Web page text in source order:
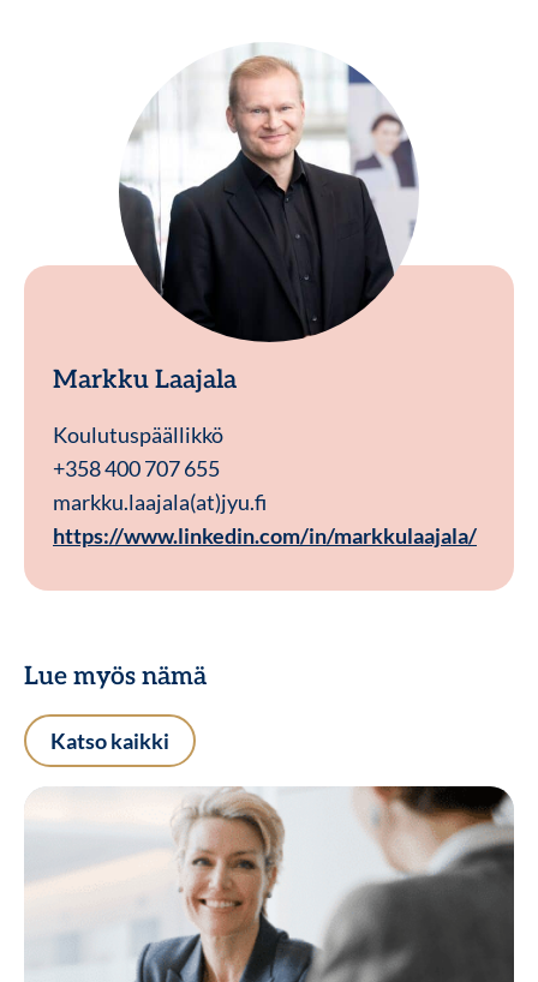
Markku Laajala
Koulutuspäällikkö
+358 400 707 655
markku.laajala(at)jyu.fi
https://www.linkedin.com/in/markkulaajala/
Lue myös nämä
Katso kaikki